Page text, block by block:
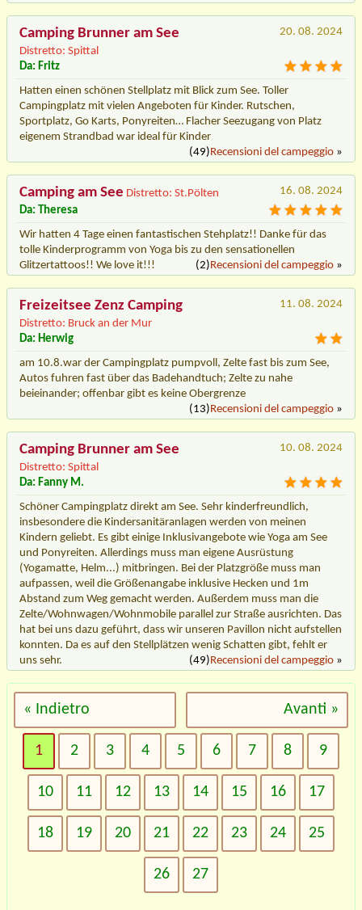
Camping Brunner am See
Distretto: Spittal
20. 08. 2024
Da: Fritz
Hatten einen schönen Stellplatz mit Blick zum See. Toller
Campingplatz mit vielen Angeboten für Kinder. Rutschen,
Sportplatz, Go Karts, Ponyreiten… Flacher Seezugang von Platz
eigenem Strandbad war ideal für Kinder
(49)Recensioni del campeggio »
Camping am See Distretto: St.Pölten
16. 08. 2024
Da: Theresa
Wir hatten 4 Tage einen fantastischen Stehplatz!! Danke für das
tolle Kinderprogramm von Yoga bis zu den sensationellen
Glitzertattoos!! We love it!!!
(2)Recensioni del campeggio »
Freizeitsee Zenz Camping
Distretto: Bruck an der Mur
11. 08. 2024
Da: Herwig
am 10.8.war der Campingplatz pumpvoll, Zelte fast bis zum See,
Autos fuhren fast über das Badehandtuch; Zelte zu nahe
beieinander; offenbar gibt es keine Obergrenze
(13)Recensioni del campeggio »
Camping Brunner am See
Distretto: Spittal
10. 08. 2024
Da: Fanny M.
Schöner Campingplatz direkt am See. Sehr kinderfreundlich,
insbesondere die Kindersanitäranlagen werden von meinen
Kindern geliebt. Es gibt einige Inklusivangebote wie Yoga am See
und Ponyreiten. Allerdings muss man eigene Ausrüstung
(Yogamatte, Helm...) mitbringen. Bei der Platzgröße muss man
aufpassen, weil die Größenangabe inklusive Hecken und 1m
Abstand zum Weg gemacht werden. Außerdem muss man die
Zelte/Wohnwagen/Wohnmobile parallel zur Straße ausrichten. Das
hat bei uns dazu geführt, dass wir unseren Pavillon nicht aufstellen
konnten. Da es auf den Stellplätzen wenig Schatten gibt, fehlt er
uns sehr.
(49)Recensioni del campeggio »
« Indietro Avanti »
1 2 3 4 5 6 7 8 9
10 11 12 13 14 15 16 17
18 19 20 21 22 23 24 25
26 27